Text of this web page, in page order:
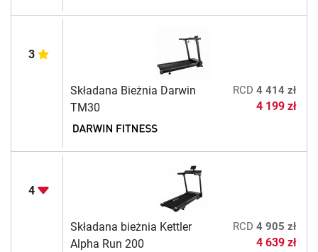
3
Składana Bieżnia Darwin
TM30
RCD 4 414 zł
4 199 zł
4
Składana bieżnia Kettler
Alpha Run 200
RCD 4 905 zł
4 639 zł